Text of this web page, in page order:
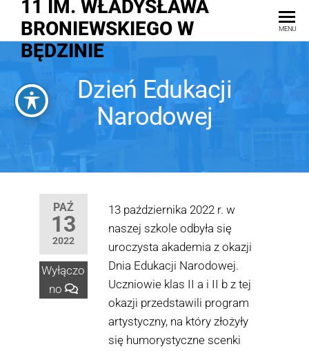
11 IM. WŁADYSŁAWA
BRONIEWSKIEGO W
BĘDZINIE
MENU
Dzień Edukacji
Narodowej
PAŹ
13
2022
Wyłączo
no
13 października 2022 r. w
naszej szkole odbyła się
uroczysta akademia z okazji
Dnia Edukacji Narodowej.
Uczniowie klas II a i II b z tej
okazji przedstawili program
artystyczny, na który złożyły
się humorystyczne scenki